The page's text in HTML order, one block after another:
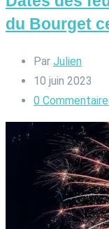
du Bourget
Par Julien
10 juin 2023
0